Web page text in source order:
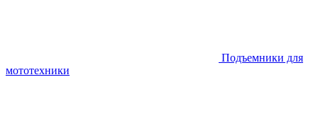
Подъемники для
мототехники